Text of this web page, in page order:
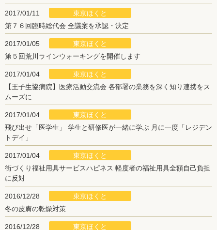
2017/01/11
東京ほくと
第７６回臨時総代会 全議案を承認・決定
2017/01/05
東京ほくと
第５回荒川ラインウォーキングを開催します
2017/01/04
東京ほくと
【王子生協病院】医療活動交流会 各部署の業務を深く知り連携をス
ムーズに
2017/01/04
東京ほくと
飛び出せ「医学生」 学生と研修医が一緒に学ぶ 月に一度「レジデン
トデイ」
2017/01/04
東京ほくと
街づくり福祉用具サービスハピネス 軽度者の福祉用具全額自己負担
に反対
2016/12/28
東京ほくと
冬の皮膚の乾燥対策
2016/12/28 東京ほくと